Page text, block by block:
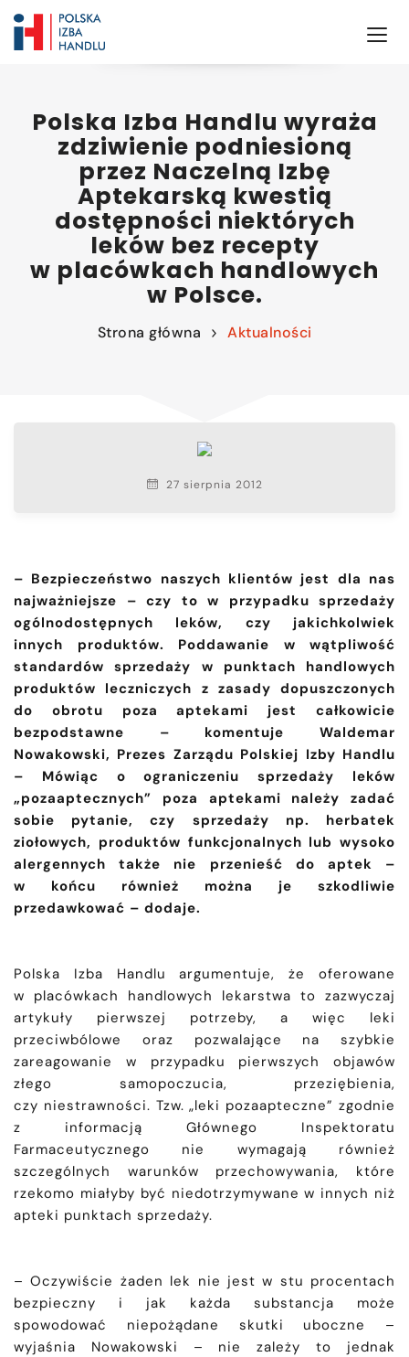
Polska Izba Handlu wyraża
zdziwienie podniesioną
przez Naczelną Izbę
Aptekarską kwestią
dostępności niektórych
leków bez recepty
w placówkach handlowych
w Polsce.
Strona główna Aktualności
27 sierpnia 2012
– Bezpieczeństwo naszych klientów jest dla nas
najważniejsze – czy to w przypadku sprzedaży
ogólnodostępnych leków, czy jakichkolwiek
innych produktów. Poddawanie w wątpliwość
standardów sprzedaży w punktach handlowych
produktów leczniczych z zasady dopuszczonych
do obrotu poza aptekami jest całkowicie
bezpodstawne – komentuje Waldemar
Nowakowski, Prezes Zarządu Polskiej Izby Handlu
– Mówiąc o ograniczeniu sprzedaży leków
„pozaaptecznych” poza aptekami należy zadać
sobie pytanie, czy sprzedaży np. herbatek
ziołowych, produktów funkcjonalnych lub wysoko
alergennych także nie przenieść do aptek –
w końcu również można je szkodliwie
przedawkować – dodaje.
Polska Izba Handlu argumentuje, że oferowane
w placówkach handlowych lekarstwa to zazwyczaj
artykuły pierwszej potrzeby, a więc leki
przeciwbólowe oraz pozwalające na szybkie
zareagowanie w przypadku pierwszych objawów
złego samopoczucia, przeziębienia,
czy niestrawności. Tzw. „leki pozaapteczne” zgodnie
z informacją Głównego Inspektoratu
Farmaceutycznego nie wymagają również
szczególnych warunków przechowywania, które
rzekomo miałyby być niedotrzymywane w innych niż
apteki punktach sprzedaży.
– Oczywiście żaden lek nie jest w stu procentach
bezpieczny i jak każda substancja może
spowodować niepożądane skutki uboczne –
wyjaśnia Nowakowski – nie zależy to jednak